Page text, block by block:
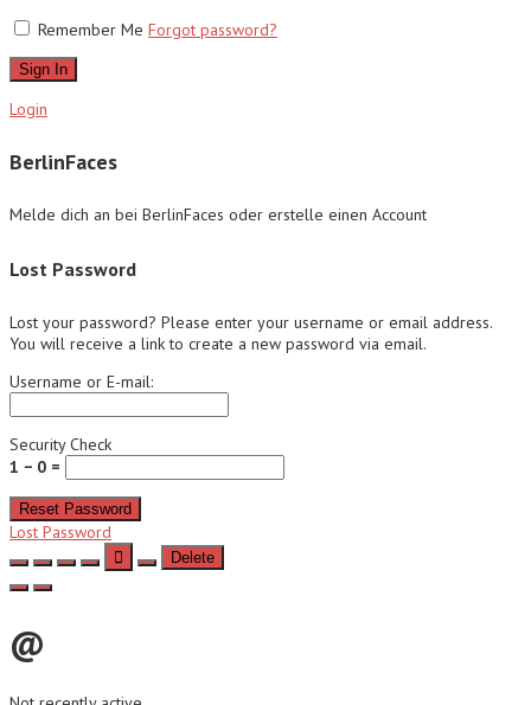
Remember Me Forgot password?
Sign In
Login
BerlinFaces
Melde dich an bei BerlinFaces oder erstelle einen Account
Lost Password
Lost your password? Please enter your username or email address.
You will receive a link to create a new password via email.
Username or E-mail:
Security Check
1 − 0 =
Reset Password
Lost Password
Delete
@